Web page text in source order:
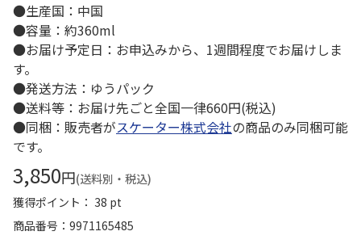
●生産国：中国
●容量：約360ml
●お届け予定日：お申込みから、1週間程度でお届けしま
す。
●発送方法：ゆうパック
●送料等：お届け先ごと全国一律660円(税込)
●同梱：販売者がスケーター株式会社の商品のみ同梱可能
です。
3,850円(送料別・税込)
獲得ポイント： 38 pt
商品番号
9971165485